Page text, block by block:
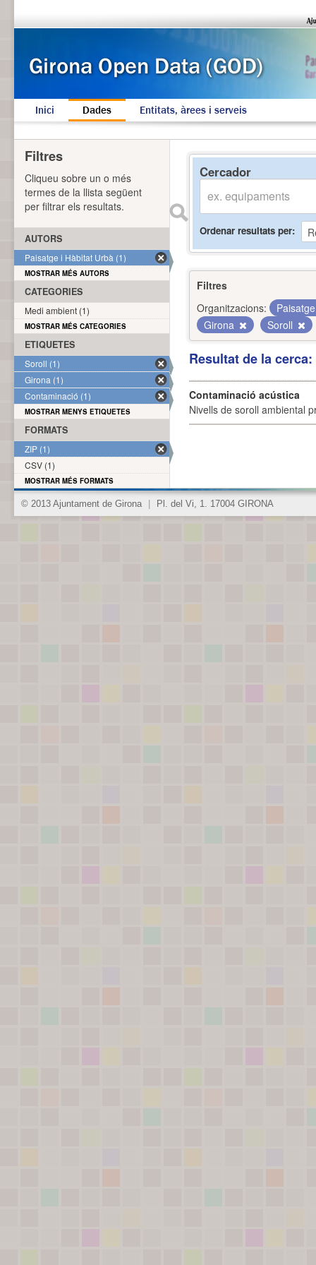
Inici Dades Entitats, àrees i serveis
Cercador
Ordenar resultats per
Filtres
Organitzacions:
Girona
Soroll
Resultat de la
Contaminació acústica
Nivells de soroll ambiental
Filtres
Cliqueu sobre un o més
termes de la llista següent
per filtrar els resultats.
AUTORS
Paisatge i Hàbitat Urbà (1)
MOSTRAR MÉS AUTORS
CATEGORIES
Medi ambient (1)
MOSTRAR MÉS CATEGORIES
ETIQUETES
Soroll (1)
Girona (1)
Contaminació (1)
MOSTRAR MENYS ETIQUETES
FORMATS
ZIP (1)
CSV (1)
MOSTRAR MÉS FORMATS
© 2013 Ajuntament de Girona Pl. del Vi, 1. 17004 GIRONA